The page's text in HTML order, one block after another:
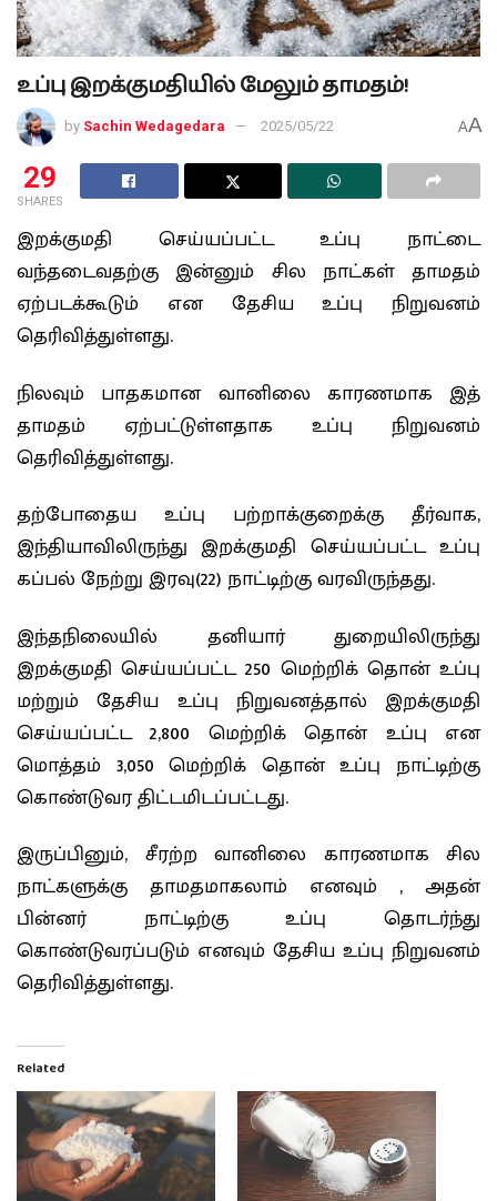
உப்பு இறக்குமதியில் மேலும் தாமதம்!
by Sachin Wedagedara 2025/05/22 AA
29
SHARES
இறக்குமதி செய்யப்பட்ட உப்பு நாட்டை
வந்தடைவதற்கு இன்னும் சில நாட்கள் தாமதம்
ஏற்படக்கூடும் என தேசிய உப்பு நிறுவனம்
தெரிவித்துள்ளது.
நிலவும் பாதகமான வானிலை காரணமாக இத்
தாமதம் ஏற்பட்டுள்ளதாக உப்பு நிறுவனம்
தெரிவித்துள்ளது.
தற்போதைய உப்பு பற்றாக்குறைக்கு தீர்வாக,
இந்தியாவிலிருந்து இறக்குமதி செய்யப்பட்ட உப்பு
கப்பல் நேற்று இரவு(22) நாட்டிற்கு வரவிருந்தது.
இந்தநிலையில் தனியார் துறையிலிருந்து
இறக்குமதி செய்யப்பட்ட 250 மெற்றிக் தொன் உப்பு
மற்றும் தேசிய உப்பு நிறுவனத்தால் இறக்குமதி
செய்யப்பட்ட 2,800 மெற்றிக் தொன் உப்பு என
மொத்தம் 3,050 மெற்றிக் தொன் உப்பு நாட்டிற்கு
கொண்டுவர திட்டமிடப்பட்டது.
இருப்பினும், சீரற்ற வானிலை காரணமாக சில
நாட்களுக்கு தாமதமாகலாம் எனவும் , அதன்
பின்னர் நாட்டிற்கு உப்பு தொடர்ந்து
கொண்டுவரப்படும் எனவும் தேசிய உப்பு நிறுவனம்
தெரிவித்துள்ளது.
Related